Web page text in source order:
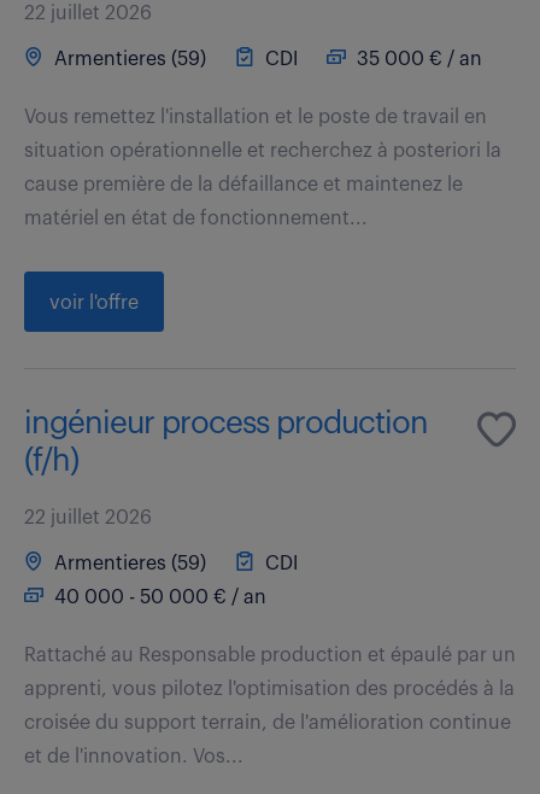
22 juillet 2026
Armentieres (59) CDI 35 000 € / an
Vous remettez l'installation et le poste de travail en
situation opérationnelle et recherchez à posteriori la
cause première de la défaillance et maintenez le
matériel en état de fonctionnement...
voir l'offre
ingénieur process production
(f/h)
22 juillet 2026
Armentieres (59)
CDI
40 000 - 50 000 € / an
Rattaché au Responsable production et épaulé par un
apprenti, vous pilotez l'optimisation des procédés à la
croisée du support terrain, de l'amélioration continue
et de l'innovation. Vos...